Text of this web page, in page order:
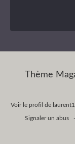
Thème
Voir le profil de
Signaler un abus